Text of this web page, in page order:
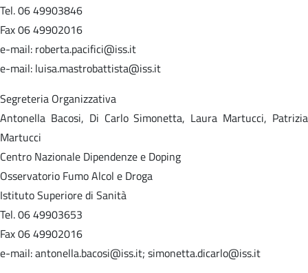
Tel. 06 49903846
Fax 06 49902016
e-mail: roberta.pacifici@iss.it
e-mail: luisa.mastrobattista@iss.it
Segreteria Organizzativa
Antonella Bacosi, Di Carlo Simonetta, Laura Martucci, Patrizia
Martucci
Centro Nazionale Dipendenze e Doping
Osservatorio Fumo Alcol e Droga
Istituto Superiore di Sanità
Tel. 06 49903653
Fax 06 49902016
e-mail: antonella.bacosi@iss.it; simonetta.dicarlo@iss.it